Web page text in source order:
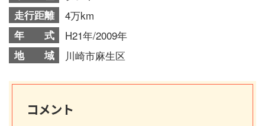
走行距離 4万km
年 式 H21年/2009年
地 域 川崎市麻生区
コメント